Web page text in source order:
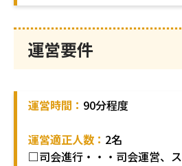
運営要件
運営時間： 90分程度
運営適正人数： 2名
□司会進行・・・司会運営、